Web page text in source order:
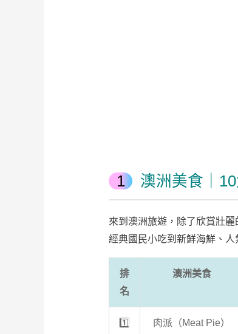
澳洲美食｜
來到澳洲旅遊，除了欣賞壯
經典國民小吃到新鮮海鮮、
排
名
澳洲美食
1️⃣ 肉派（Meat Pie）